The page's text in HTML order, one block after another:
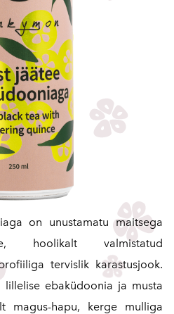
on unustamatu maitsega
hoolikalt valmistatud
tervislik karastusjook.
lillelise ebaküdoonia ja musta
magus-hapu, kerge mulliga